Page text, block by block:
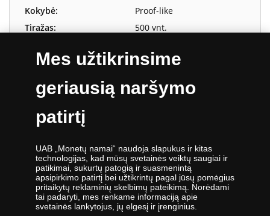
Kokybė:
Proof-like
Tiražas:
500 vnt.
Gerb. kliente,
Atsiprašome, šis produktas yra
apsilankykite mūsų parduotuvėje adresu
www.monetunamai.lt:
DAUGIAU PASIŪLYMŲ
Mes užtikrinsime
geriausią naršymo
patirtį
UAB „Monetų namai“ naudoja slapukus ir kitas
technologijas, kad mūsų svetainės veiktų saugiai ir
patikimai, sukurtų patogią ir suasmenintą
apsipirkimo patirtį bei užtikrintų pagal jūsų pomėgius
pritaikytų reklaminių skelbimų pateikimą. Norėdami
tai padaryti, mes renkame informaciją apie
svetainės lankytojus, jų elgesį ir įrenginius.